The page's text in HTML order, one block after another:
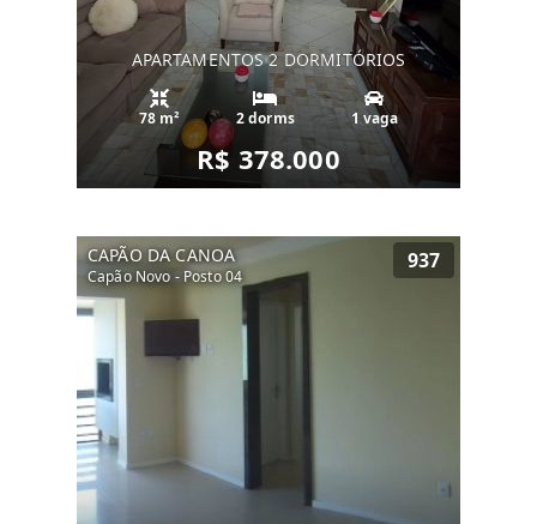
APARTAMENTOS 2 DORMITÓRIOS
78 m² 2 dorms 1 vaga
R$ 378.000
CAPÃO DA CANOA
Capão Novo - Posto 04
937